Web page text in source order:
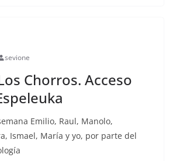
sevione
Chorros. Acceso
Emilio, Raul, Manolo,
Ismael, María y yo, por parte del